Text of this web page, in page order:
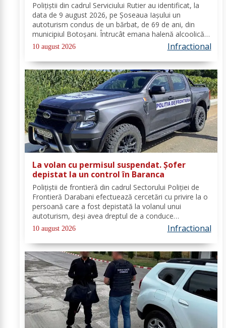
Polițiștii din cadrul Serviciului Rutier au identificat, la
data de 9 august 2026, pe Șoseaua Iașului un
autoturism condus de un bărbat, de 69 de ani, din
municipiul Botoșani. Întrucât emana halenă alcoolică
a fost testat cu aparatul etilotest, valoarea rezultată
fiind de 0,93 mg/l alcool pur în...
10 august 2026 Infractional
La volan cu permisul suspendat. Șofer
depistat la un control în Baranca
Poliţiştii de frontieră din cadrul Sectorului Poliției de
Frontieră Darabani efectuează cercetări cu privire la o
persoană care a fost depistată la volanul unui
autoturism, deşi avea dreptul de a conduce
suspendat. În data de 08 august a.c., în jurul orei
08.30, polițiști de frontieră din cadrul...
10 august 2026 Infractional